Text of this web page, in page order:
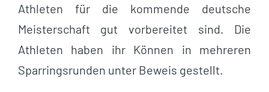
Athleten für die kommende deutsche
Meisterschaft gut vorbereitet sind. Die
Athleten haben ihr Können in mehreren
Sparringsrunden unter Beweis gestellt.